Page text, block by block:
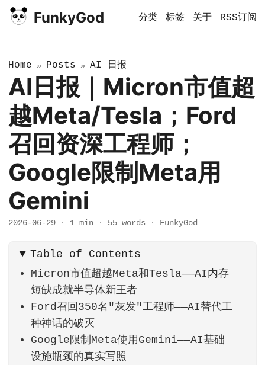
FunkyGod 分类 标签 关于 RSS订阅
Home » Posts » AI 日报
AI日报｜Micron市值超
越Meta/Tesla；Ford
召回资深工程师；
Google限制Meta用
Gemini
2026-06-29 · 1 min · 55 words · FunkyGod
Table of Contents
Micron市值超越Meta和Tesla——AI内存
短缺成就半导体新王者
Ford召回350名"灰发"工程师——AI替代工
种神话的破灭
Google限制Meta使用Gemini——AI基础
设施瓶颈的真实写照